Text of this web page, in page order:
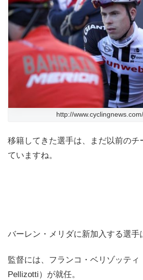
http://
移籍してきた選手は、まだ以前のチ
ていますね。
バーレン・メリダに新加入する選手
監督には、フランコ・ベリゾッティ
Pellizotti）が就任。